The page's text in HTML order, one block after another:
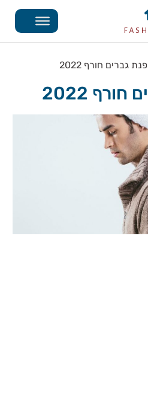
גברים חורף 2022
2022